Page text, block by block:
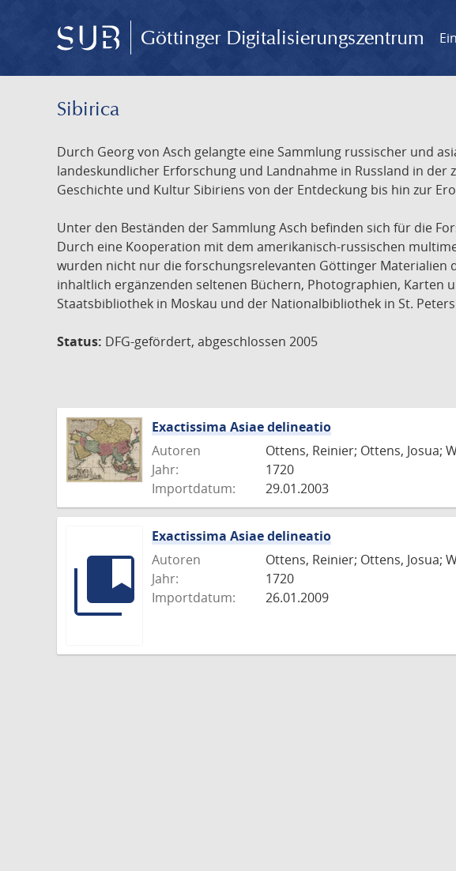
Göttinger Digitalisierungszentrum
Sibirica
Durch Georg von Asch gelangte eine Sammlung russischer und
landeskundlicher Erforschung und Landnahme in Russland in
Geschichte und Kultur Sibiriens von der Entdeckung bis hin zur
Unter den Beständen der Sammlung Asch befinden sich für die
Durch eine Kooperation mit dem amerikanisch-russischen
wurden nicht nur die forschungsrelevanten Göttinger
inhaltlich ergänzenden seltenen Büchern, Photographien,
Staatsbibliothek in Moskau und der Nationalbibliothek in St.
Status: DFG-gefördert, abgeschlossen 2005
Exactissima Asiae delineatio
Autoren
Ottens, Reinier; Ottens, Josua;
Jahr:
1720
Importdatum:
29.01.2003
Exactissima Asiae delineatio
Autoren
Ottens, Reinier; Ottens, Josua;
Jahr:
1720
Importdatum:
26.01.2009